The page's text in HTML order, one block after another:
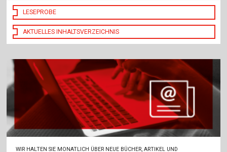
LESEPROBE
AKTUELLES INHALTSVERZEICHNIS
WIR HALTEN SIE MONATLICH ÜBER NEUE BÜCHER, ARTIKEL UND